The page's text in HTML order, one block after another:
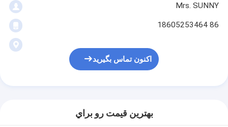
Mrs. SUNNY
86 18605253464
اکنون تماس بگیرید
بهترين قيمت رو براي